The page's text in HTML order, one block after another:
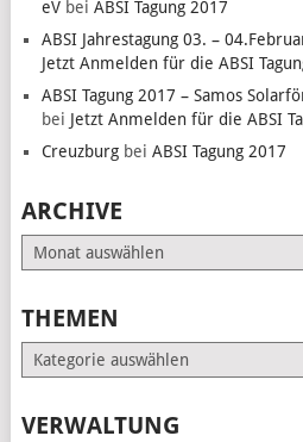
eVbei ABSI Tagung 2017
ABSI Jahrestagung 03. –
Jetzt Anmelden für die ABSI
ABSI Tagung 2017 – Samos
bei Jetzt Anmelden für die ABSI
Creuzburgbei ABSI Tagung 2017
ARCHIVE
Archive
THEMEN
Themen
VERWALTUNG